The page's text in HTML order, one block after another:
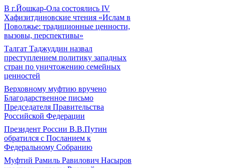
В г.Йошкар-Ола состоялись IV
Хафизитдиновские чтения «Ислам в
Поволжье: традиционные ценности,
вызовы, перспективы»
Талгат Таджуддин назвал
преступлением политику западных
стран по уничтожению семейных
ценностей
Верховному муфтию вручено
Благодарственное письмо
Председателя Правительства
Российской Федерации
Президент России В.В.Путин
обратился с Посланием к
Федеральному Собранию
Муфтий Рамиль Равилович Насыров